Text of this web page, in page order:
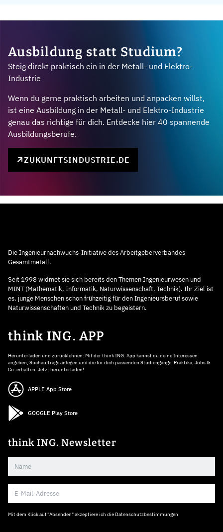
Ausbildung statt Studium?
Steig direkt praktisch ein in der Metall- und Elektro-
Industrie
Wenn du gerne praktisch arbeiten und anpacken willst,
ist eine Ausbildung in der Metall- und Elektro-Industrie
genau das richtige für dich. Entdecke hier 40 spannende
Ausbildungsberufe.
ZUKUNFTSINDUSTRIE.DE
Die Ingenieurnachwuchs-Initiative des Arbeitgeberverbandes
Gesamtmetall.
Seit 1998 widmet sie sich bereits den Themen Ingenieurwesen und
MINT (Mathematik, Informatik, Naturwissenschaft, Technik). Ihr Ziel ist
es, junge Menschen schon frühzeitig für den Ingenieursberuf sowie
Naturwissenschaften und Technik zu begeistern.
think ING. APP
Herunterladen und zurücklehnen: Mit der think ING. App kannst du deine Interessen
angeben, Suchaufträge anlegen und die für dich passenden Studiengänge, Praktika, Jobs &
Co. erhalten. Jetzt herunterladen!
APPLE App Store
GOOGLE Play Store
think ING. Newsletter
Mit dem Klick auf "Absenden" akzeptiere ich die Datenschutzbestimmungen